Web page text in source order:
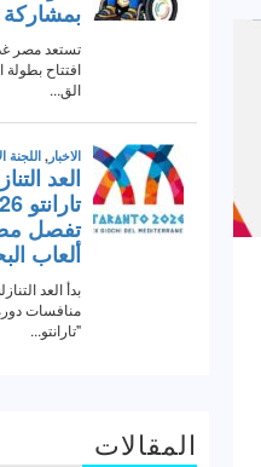
المقالات